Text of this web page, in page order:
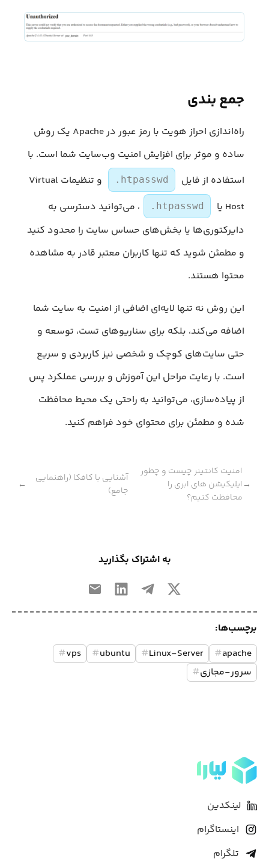
جمع بندی
راه‌اندازی احراز هویت با رمز عبور در Apache یک روش
ساده و موثر برای افزایش امنیت وب‌سایت شما است. با
استفاده از فایل
.htpasswd
و تنظیمات Virtual
Host یا
.htpasswd
، می‌توانید دسترسی به
دایرکتوری‌ها یا بخش‌های حساس سایت را محدود کنید
و مطمئن شوید که تنها کاربران معتبر قادر به مشاهده
محتوا هستند.
این روش نه تنها لایه‌ای اضافی از امنیت به سایت شما
اضافه می‌کند، بلکه برای سناریوهای تست، توسعه و
حتی سایت‌های کوچک و شخصی نیز کاربردی و سریع
است. با رعایت مراحل این آموزش و بررسی عملکرد پس
از پیاده‌سازی، می‌توانید به راحتی یک محیط محافظت
شده و مطمئن برای محتوای خود فراهم کنید.
→
امنیت کانتینر چیست و چطور
اپلیکیشن‌ های ابری را
محافظت کنیم؟
آشنایی با کافکا (راهنمایی
جامع)
←
به اشتراک بگذارید
برچسب‌ها:
apache
#
Linux-Server
#
ubuntu
#
vps
#
سرور-مجازی#
لینکدین
اینستاگرام
تلگرام